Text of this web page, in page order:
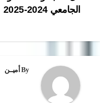
الجامعي 2024-2025
By أميــن